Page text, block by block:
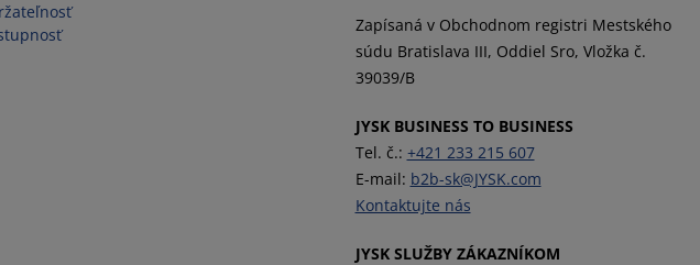
Zapísaná v Obchodnom registri Mestského
súdu Bratislava III, Oddiel Sro, Vložka č.
39039/B
JYSK BUSINESS TO BUSINESS
Tel. č.: +421 233 215 607
E-mail: b2b-sk@JYSK.com
Kontaktujte nás
JYSK SLUŽBY ZÁKAZNÍKOM